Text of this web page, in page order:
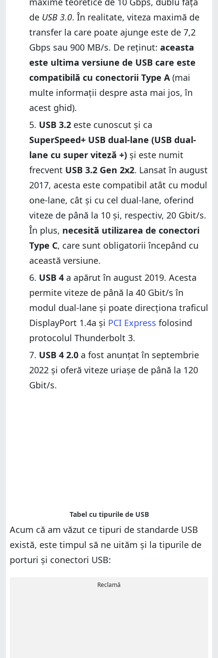
de USB 3.0. În realitate, viteza maximă de
transfer la care poate ajunge este de 7,2
Gbps sau 900 MB/s. De reținut: aceasta
este ultima versiune de USB care este
compatibilă cu conectorii Type A(mai
multe informații despre asta mai jos, în
acest ghid).
USB 3.2 este cunoscut și ca
SuperSpeed+ USB dual-lane (USB dual-
lane cu super viteză +) și este numit
frecvent USB 3.2 Gen 2x2. Lansat în august
2017, acesta este compatibil atât cu modul
one-lane, cât și cu cel dual-lane, oferind
viteze de până la 10 și, respectiv, 20 Gbit/s.
În plus, necesită utilizarea de conectori
Type C, care sunt obligatorii începând cu
această versiune.
USB 4 a apărut în august 2019. Acesta
permite viteze de până la 40 Gbit/s în
modul dual-lane și poate direcționa traficul
DisplayPort 1.4a și PCI Express folosind
protocolul Thunderbolt 3.
USB 4 2.0 a fost anunțat în septembrie
2022 și oferă viteze uriașe de până la 120
Gbit/s.
Acum că am văzut ce tipuri de standarde USB
există, este timpul să ne uităm și la tipurile de
porturi și conectori USB:
Reclamă